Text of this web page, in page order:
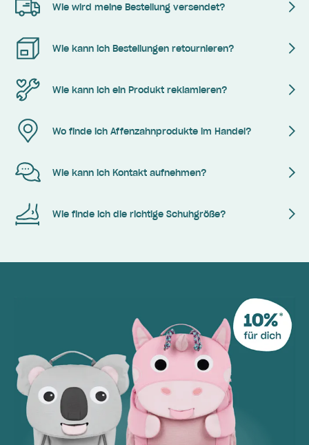
Wie wird meine Bestellung versendet?
Wie kann ich Bestellungen retournieren?
Wie kann ich ein Produkt reklamieren?
Wo finde ich Affenzahnprodukte im Handel?
Wie kann ich Kontakt aufnehmen?
Wie finde ich die richtige Schuhgröße?